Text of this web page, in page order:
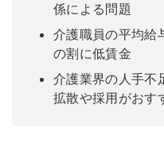
係による問題
介護職員の平均給
の割に低賃金
介護業界の人手不
拡散や採用がおす